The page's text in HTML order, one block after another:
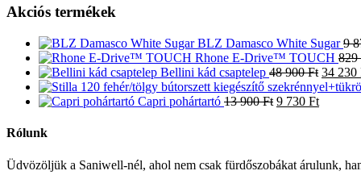
Akciós termékek
BLZ Damasco White Sugar 9
Rhone E-Drive™ TOUCH
Bellini kád csaptelep 48 900Ft
price
34 230
Capri pohártartó 13 900Ft Original
900 Ft.
9 730 FtCurrent
730 Ft.
Rólunk
Üdvözöljük a Saniwell-nél, ahol nem csak fürdőszobákat árulunk,